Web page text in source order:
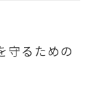
手に入れ
守るための